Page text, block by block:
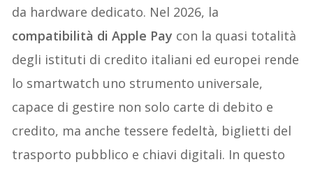
da hardware dedicato. Nel 2026, la
compatibilità di Apple Pay con la quasi totalità
degli istituti di credito italiani ed europei rende
lo smartwatch uno strumento universale,
capace di gestire non solo carte di debito e
credito, ma anche tessere fedeltà, biglietti del
trasporto pubblico e chiavi digitali. In questo